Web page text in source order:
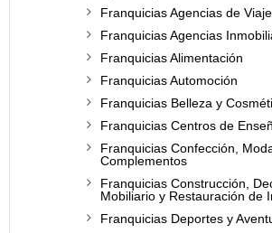
Franquicias Agencias de
Franquicias Agencias
Franquicias Alimentación
Franquicias Automoción
Franquicias Belleza y
Franquicias Centros de
Franquicias Confección,
Complementos
Franquicias Construcción,
Mobiliario y Restauración de
Franquicias Deportes y